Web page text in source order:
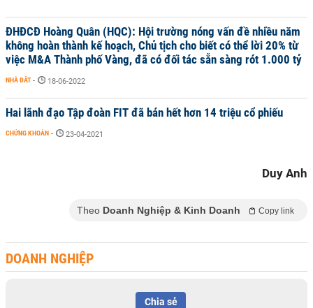
ĐHĐCĐ Hoàng Quân (HQC): Hội trường nóng vấn đề nhiều năm
không hoàn thành kế hoạch, Chủ tịch cho biết có thể lời 20% từ
việc M&A Thành phố Vàng, đã có đối tác sẵn sàng rót 1.000 tỷ
NHÀ ĐẤT - 18-06-2022
Hai lãnh đạo Tập đoàn FIT đã bán hết hơn 14 triệu cổ phiếu
CHỨNG KHOÁN - 23-04-2021
Duy Anh
Theo Doanh Nghiệp & Kinh Doanh Copy link
DOANH NGHIỆP
Chia sẻ